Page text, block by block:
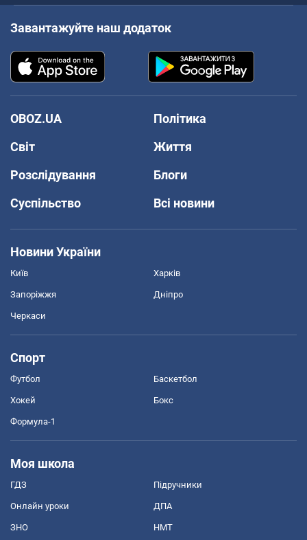
Завантажуйте наш додаток
OBOZ.UA
Політика
Світ
Життя
Розслідування
Блоги
Суспільство
Всі новини
Новини України
Київ Харків
Запоріжжя Дніпро
Черкаси
Спорт
Футбол Баскетбол
Хокей Бокс
Формула-1
Моя школа
ГДЗ Підручники
Онлайн уроки ДПА
ЗНО НМТ